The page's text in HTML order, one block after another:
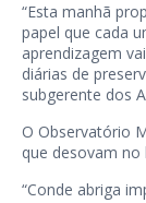
“Esta manhã
papel que cada
aprendizagem
diárias de
subgerente dos
O Observatório
que desovam no
“Conde abriga